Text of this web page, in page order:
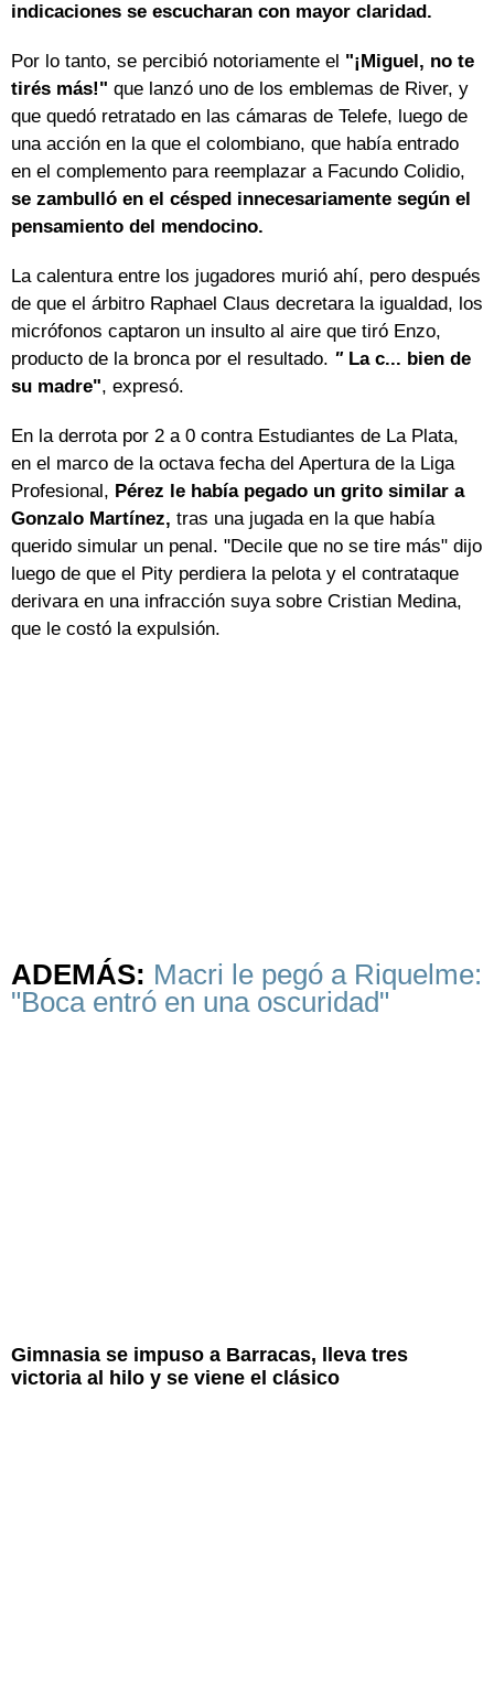
indicaciones se escucharan con mayor claridad.
Por lo tanto, se percibió notoriamente el "¡Miguel, no te
tirés más!" que lanzó uno de los emblemas de River, y
que quedó retratado en las cámaras de Telefe, luego de
una acción en la que el colombiano, que había entrado
en el complemento para reemplazar a Facundo Colidio,
se zambulló en el césped innecesariamente según el
pensamiento del mendocino.
La calentura entre los jugadores murió ahí, pero después
de que el árbitro Raphael Claus decretara la igualdad, los
micrófonos captaron un insulto al aire que tiró Enzo,
producto de la bronca por el resultado. "La c... bien de
su madre", expresó.
En la derrota por 2 a 0 contra Estudiantes de La Plata,
en el marco de la octava fecha del Apertura de la Liga
Profesional, Pérez le había pegado un grito similar a
Gonzalo Martínez, tras una jugada en la que había
querido simular un penal. "Decile que no se tire más" dijo
luego de que el Pity perdiera la pelota y el contrataque
derivara en una infracción suya sobre Cristian Medina,
que le costó la expulsión.
ADEMÁS: Macri le pegó a Riquelme:
"Boca entró en una oscuridad"
Gimnasia se impuso a Barracas, lleva tres
victoria al hilo y se viene el clásico